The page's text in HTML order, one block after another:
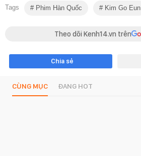
Tags Phim Hàn Quốc Kim Go Eun
Theo dõi Kenh14.vn trên
Chia sẻ
CÙNG MỤC ĐANG HOT